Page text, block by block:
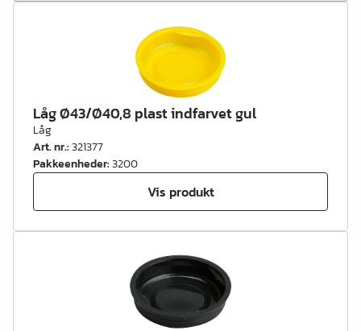
Låg Ø43/Ø40,8 plast indfarvet gul
Låg
Art. nr.:321377
Pakkeenheder:3200
Vis produkt